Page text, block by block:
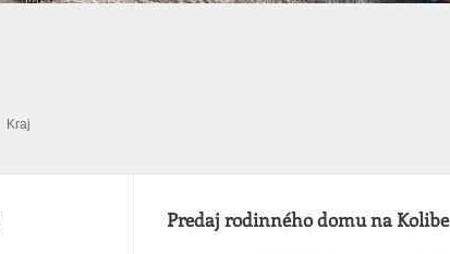
Kraj
Predaj rodinného domu na Kolibe